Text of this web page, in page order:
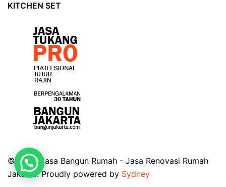
KITCHEN SET
© 2026 Jasa Bangun Rumah - Jasa Renovasi Rumah
Jakarta. Proudly powered by Sydney